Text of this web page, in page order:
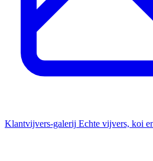
Klantvijvers-galerij Echte vijvers, koi